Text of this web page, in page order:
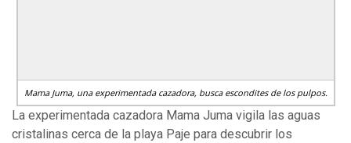
Mama Juma, una experimentada cazadora, busca escondites de los pulpos.
La experimentada cazadora Mama Juma vigila las aguas
cristalinas cerca de la playa Paje para descubrir los